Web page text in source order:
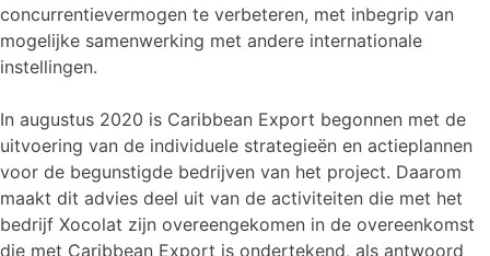
concurrentievermogen te verbeteren, met inbegrip van
mogelijke samenwerking met andere internationale
instellingen.
In augustus 2020 is Caribbean Export begonnen met de
uitvoering van de individuele strategieën en actieplannen
voor de begunstigde bedrijven van het project. Daarom
maakt dit advies deel uit van de activiteiten die met het
bedrijf Xocolat zijn overeengekomen in de overeenkomst
die met Caribbean Export is ondertekend, als antwoord